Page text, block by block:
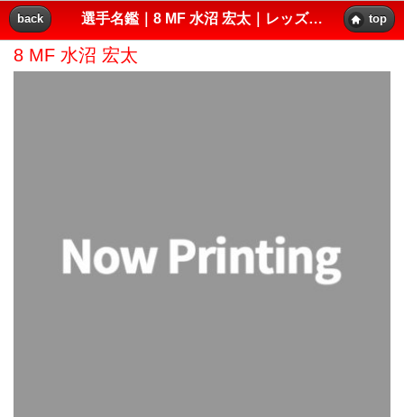
back 選手名鑑｜8 MF 水沼 宏太｜レッズプレス!! top
8 MF 水沼 宏太